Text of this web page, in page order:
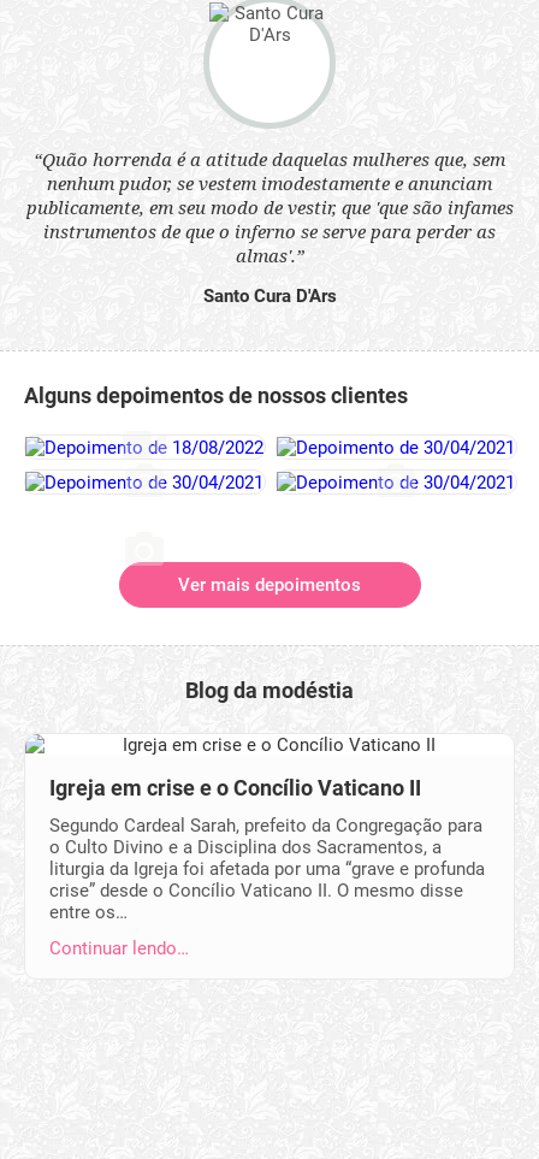
“Quão horrenda é a atitude daquelas mulheres que, sem
nenhum pudor, se vestem imodestamente e anunciam
publicamente, em seu modo de vestir, que 'que são infames
instrumentos de que o inferno se serve para perder as
almas'.”
Santo Cura D'Ars
Alguns depoimentos de nossos clientes
Ver mais depoimentos
Blog da modéstia
Igreja em crise e o Concílio Vaticano II
Segundo Cardeal Sarah, prefeito da Congregação para
o Culto Divino e a Disciplina dos Sacramentos, a
liturgia da Igreja foi afetada por uma “grave e profunda
crise” desde o Concílio Vaticano II. O mesmo disse
entre os…
Continuar lendo…